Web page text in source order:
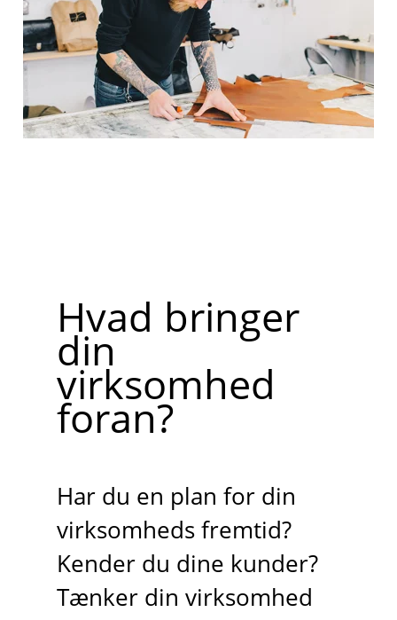
Hvad bringer
din
virksomhed
foran?
Har du en plan for din
virksomheds fremtid?
Kender du dine kunder?
Tænker din virksomhed